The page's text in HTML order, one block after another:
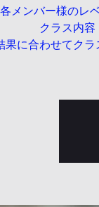
各メンバー様のレ
クラス内
果に合わせてク